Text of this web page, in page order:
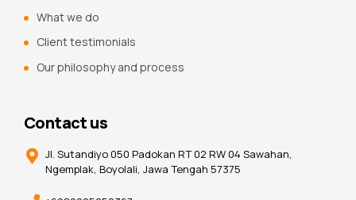
What we do
Client testimonials
Our philosophy and process
Contact us
Jl. Sutandiyo 050 Padokan RT 02 RW 04 Sawahan,
Ngemplak, Boyolali, Jawa Tengah 57375